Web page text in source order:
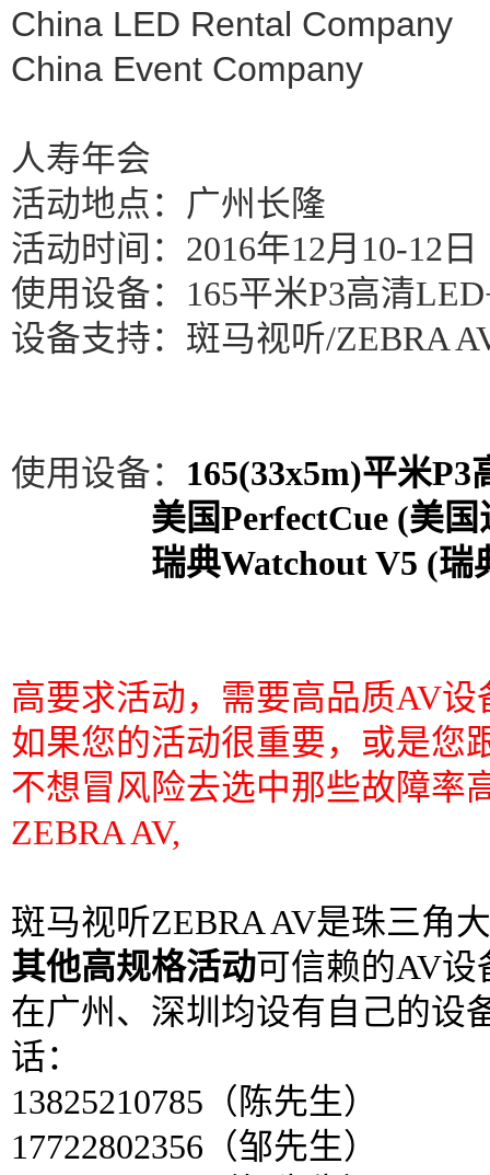
China LED Rental Company
China Event Company
人寿年会
活动地点：广州长隆
活动时间：2016年12月10-12日
使用设备：165平米P3高清
设备支持：斑马视听/ZEBRA
使用设备： 165(33x5m)平米
美国PerfectCue (美国进
瑞典Watchout V5 (瑞典
高要求活动，需要高品质AV设
如果您的活动很重要，或是您
不想冒风险去选中那些故障率
ZEBRA AV,
斑马视听ZEBRA AV是珠三角
其他高规格活动可信赖的AV
在广州、深圳均设有自己的设
话：
13825210785（陈先生）
17722802356（邹先生）